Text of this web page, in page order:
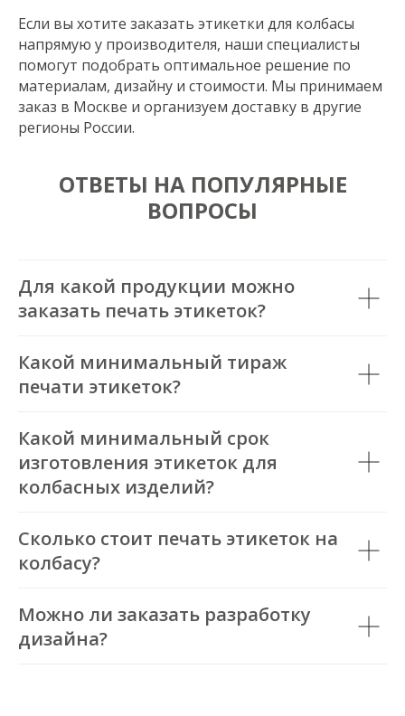
Если вы хотите заказать этикетки для колбасы
напрямую у производителя, наши специалисты
помогут подобрать оптимальное решение по
материалам, дизайну и стоимости. Мы принимаем
заказ в Москве и организуем доставку в другие
регионы России.
ОТВЕТЫ НА ПОПУЛЯРНЫЕ
ВОПРОСЫ
Для какой продукции можно
заказать печать этикеток?
Какой минимальный тираж
печати этикеток?
Какой минимальный срок
изготовления этикеток для
колбасных изделий?
Сколько стоит печать этикеток на
колбасу?
Можно ли заказать разработку
дизайна?